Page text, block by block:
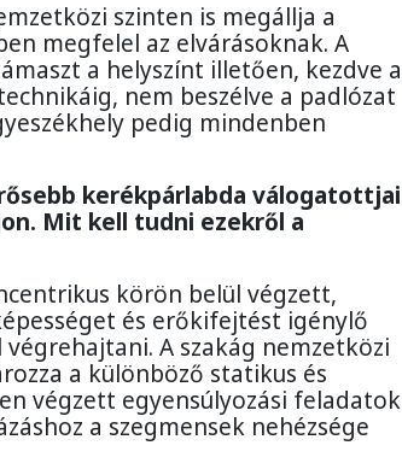
szinten is megállja a
megfelel az elvárásoknak. A
a helyszínt illetően, kezdve a
nem beszélve a padlózat
pedig mindenben
kerékpárlabda válogatottjai
Mit kell tudni ezekről a
körön belül végzett,
és erőkifejtést igénylő
A szakág nemzetközi
a különböző statikus és
végzett egyensúlyozási feladatok
a szegmensek nehézsége